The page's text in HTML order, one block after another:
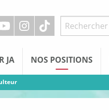
JA NOS POSITIONS